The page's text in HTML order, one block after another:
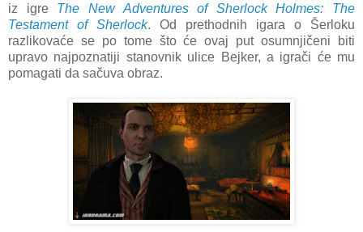
iz igre The New Adventures of Sherlock Holmes: The
Testament of Sherlock. Od prethodnih igara o Šerloku
razlikovaće se po tome što će ovaj put osumnjičeni biti
upravo najpoznatiji stanovnik ulice Bejker, a igrači će mu
pomagati da sačuva obraz.